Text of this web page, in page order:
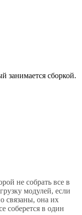
занимается сборкой.
не собрать все в
модулей, если
связаны, она их
соберется в один